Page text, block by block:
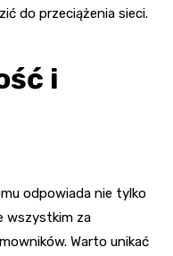
do przeciążenia sieci.
i
odpowiada nie tylko
wszystkim za
Warto unikać